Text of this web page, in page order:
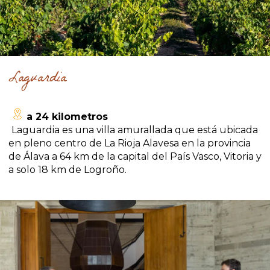
Laguardia
a 24 kilometros
Laguardia es una villa amurallada que está ubicada
en pleno centro de La Rioja Alavesa en la provincia
de Álava a 64 km de la capital del País Vasco, Vitoria y
a solo 18 km de Logroño.